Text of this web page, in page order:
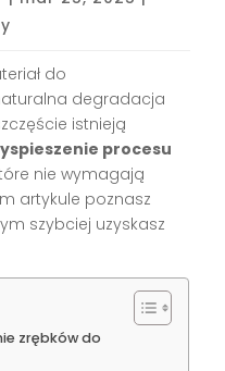
do
degradacja
istnieją
procesu
nie wymagają
artykule poznasz
szybciej uzyskasz
zrębków do